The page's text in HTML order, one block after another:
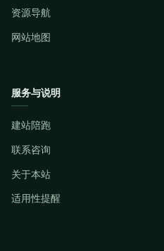
资源导航
网站地图
服务与说明
建站陪跑
联系咨询
关于本站
适用性提醒